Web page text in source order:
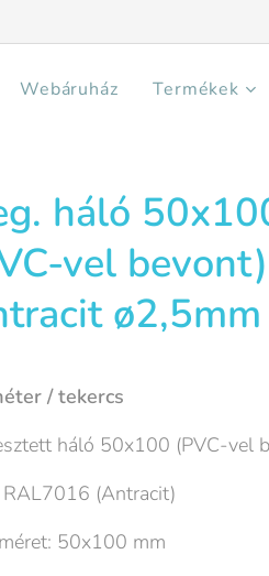
Webáruház Termékek
háló
vel bevont)
ø2,5mm
/ tekercs
háló 50x100 (PVC-vel
RAL7016 (Antracit)
50x100 mm